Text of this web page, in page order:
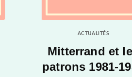
ACTUALITÉS
Mitterrand et
patrons 1981-